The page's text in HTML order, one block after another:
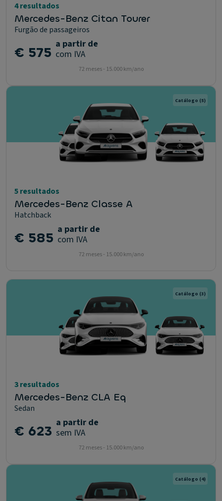
4 resultados
Mercedes-Benz Citan Tourer
Furgão de passageiros
€ 575 a partir de
com IVA
72 meses - 15.000 km/ano
Catálogo (5)
5 resultados
Mercedes-Benz Classe A
Hatchback
€ 585 a partir de
com IVA
72 meses - 15.000 km/ano
Catálogo (3)
3 resultados
Mercedes-Benz CLA Eq
Sedan
€ 623 a partir de
sem IVA
72 meses - 15.000 km/ano
Catálogo (4)